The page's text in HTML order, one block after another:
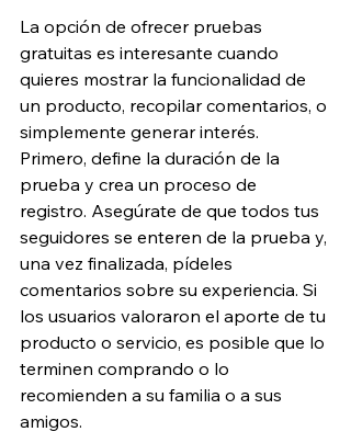
La opción de ofrecer pruebas
gratuitas es interesante cuando
quieres mostrar la funcionalidad de
un producto, recopilar comentarios, o
simplemente generar interés.
Primero, define la duración de la
prueba y crea un proceso de
registro. Asegúrate de que todos tus
seguidores se enteren de la prueba y,
una vez finalizada, pídeles
comentarios sobre su experiencia. Si
los usuarios valoraron el aporte de tu
producto o servicio, es posible que lo
terminen comprando o lo
recomienden a su familia o a sus
amigos.